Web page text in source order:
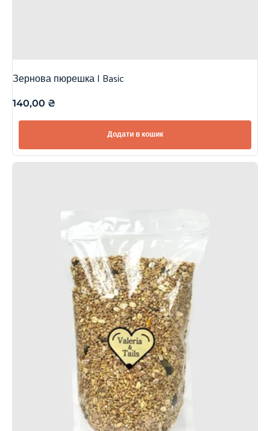
Зернова пюрешка | Basic
140,00 ₴
Додати в кошик